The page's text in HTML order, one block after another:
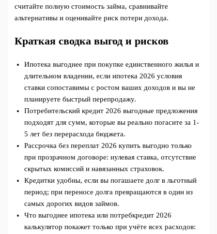
считайте полную стоимость займа, сравнивайте
альтернативы и оценивайте риск потери дохода.
Краткая сводка выгод и рисков
Ипотека выгоднее при покупке единственного жилья и
длительном владении, если ипотека 2026 условия
ставки сопоставимы с ростом ваших доходов и вы не
планируете быстрый перепродажу.
Потребительский кредит 2026 выгодные предложения
подходят для сумм, которые вы реально погасите за 1-
5 лет без перерасхода бюджета.
Рассрочка без переплат 2026 купить выгодно только
при прозрачном договоре: нулевая ставка, отсутствие
скрытых комиссий и навязанных страховок.
Кредитки удобны, если вы погашаете долг в льготный
период; при переносе долга превращаются в один из
самых дорогих видов займов.
Что выгоднее ипотека или потребкредит 2026
калькулятор покажет только при учёте всех расходов: